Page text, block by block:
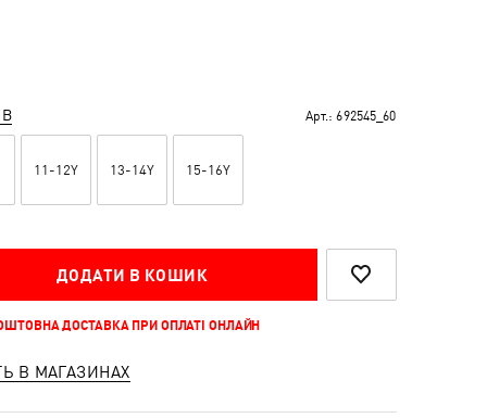
Арт.: 692545_60
11-12Y 13-14Y 15-16Y
ДОДАТИ В КОШИК
ДОСТАВКА ПРИ ОПЛАТІ ОНЛАЙН
В МАГАЗИНАХ